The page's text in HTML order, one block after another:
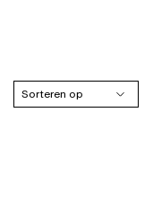
Sorteren op